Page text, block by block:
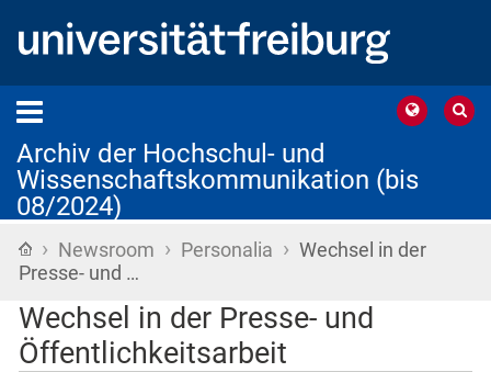
Archiv der Hochschul- und
Wissenschaftskommunikation (bis
08/2024)
Startseite
› Newsroom › Personalia › Wechsel in der
Presse- und …
Wechsel in der Presse- und
Öffentlichkeitsarbeit